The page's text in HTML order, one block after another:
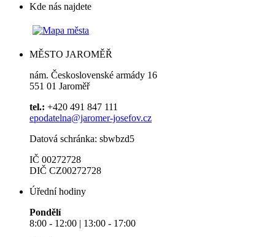
Kde nás najdete
MĚSTO JAROMĚŘ
nám. Československé armády 16
551 01 Jaroměř
tel.: +420 491 847 111
epodatelna@jaromer-josefov.cz
Datová schránka: sbwbzd5
IČ 00272728
DIČ CZ00272728
Úřední hodiny
Pondělí
8:00 - 12:00 | 13:00 - 17:00